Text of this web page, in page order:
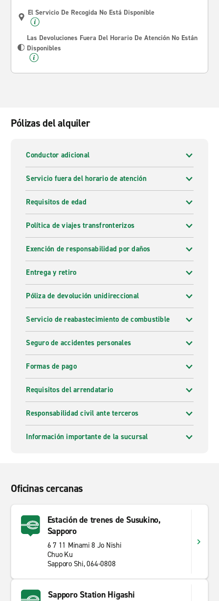
El Servicio De Recogida No Está Disponible
Las Devoluciones Fuera Del Horario De Atención No Están
Disponibles
Pólizas del alquiler
Conductor adicional
Servicio fuera del horario de atención
Requisitos de edad
Política de viajes transfronterizos
Exención de responsabilidad por daños
Entrega y retiro
Póliza de devolución unidireccional
Servicio de reabastecimiento de combustible
Seguro de accidentes personales
Formas de pago
Requisitos del arrendatario
Responsabilidad civil ante terceros
Información importante de la sucursal
Oficinas cercanas
Estación de trenes de Susukino,
Sapporo
6 7 11 Minami 8 Jo Nishi
Chuo Ku
Sapporo Shi, 064-0808
Sapporo Station Higashi